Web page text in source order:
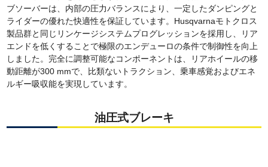
ブソーバーは、内部の圧力バランスにより、一定したダンピングと
ライダーの優れた快適性を保証しています。Husqvarnaモトクロス
製品群と同じリンケージシステムプログレッションを採用し、リア
エンドを低くすることで極限のエンデューロの条件で制御性を向上
しました。完全に調整可能なコンポーネントは、リアホイールの移
動距離が300 mmで、比類ないトラクション、乗車感覚およびエネ
ルギー吸収能を実現しています。
油圧式ブレーキ